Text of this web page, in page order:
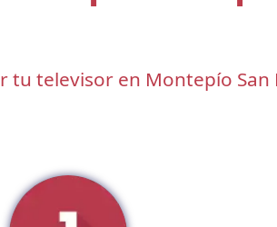
tu televisor en Montepío